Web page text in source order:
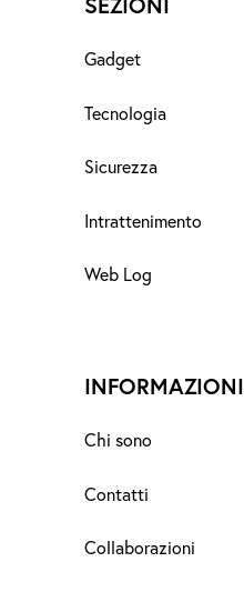
Gadget
Tecnologia
Sicurezza
Intrattenimento
Web Log
INFORMAZIONI
Chi sono
Contatti
Collaborazioni